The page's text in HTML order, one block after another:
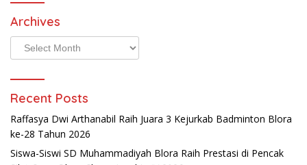
Archives
Archives
Recent Posts
Raffasya Dwi Arthanabil Raih Juara 3 Kejurkab Badminton Blora
ke-28 Tahun 2026
Siswa-Siswi SD Muhammadiyah Blora Raih Prestasi di Pencak